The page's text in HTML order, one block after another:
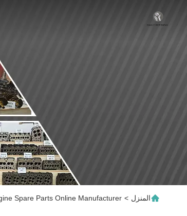
المنزل >
Spare Parts Online Manufacturer